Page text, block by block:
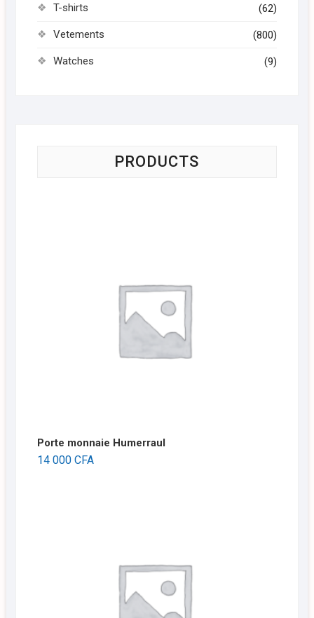
T-shirts (62)
Vetements (800)
Watches (9)
PRODUCTS
Porte monnaie Humerraul
14 000 CFA